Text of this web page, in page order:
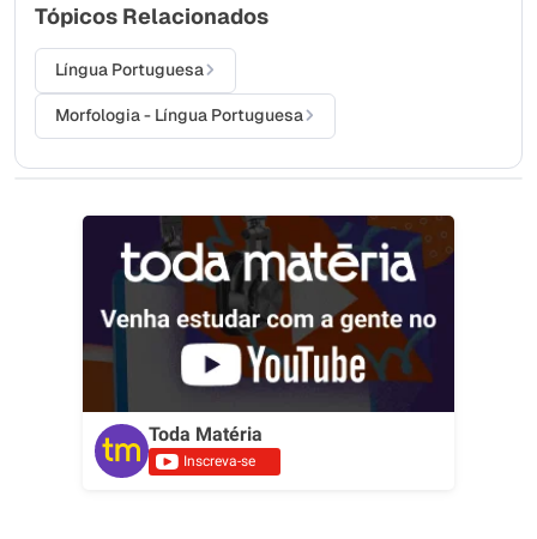
Tópicos Relacionados
Língua Portuguesa
Morfologia - Língua Portuguesa
Toda Matéria
Inscreva-se